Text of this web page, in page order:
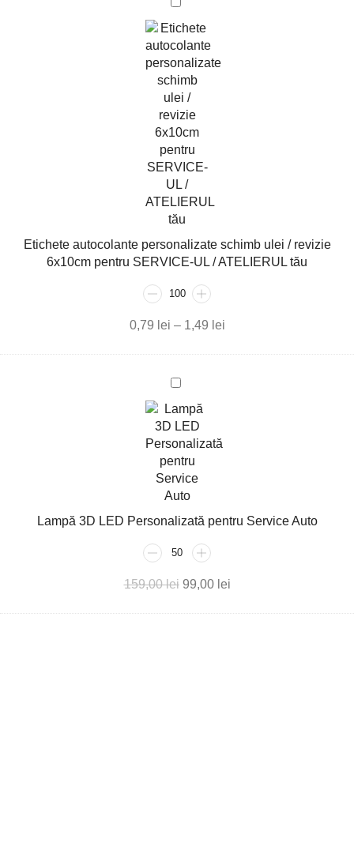
personalizate
schimb
ulei
/
revizie
6x10cm
pentru
SERVICE-
UL
/
ATELIERUL
tău
Etichete autocolante personalizate schimb ulei / revizie
6x10cm pentru SERVICE-UL / ATELIERUL tău
0,79 lei – 1,49 lei
Lampă
LED
Personalizată
pentru
Service
Auto
Lampă 3D LED Personalizată pentru Service Auto
159,00lei 99,00 lei